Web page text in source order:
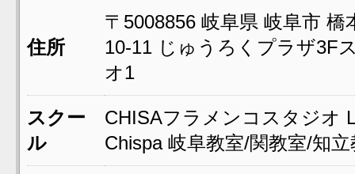
住所
〒5008856 岐阜県 岐阜市 橋
10-11じゅうろくプラザ3F
オ1
スクー
ル
CHISAフラメンコスタジオ
Chispa 岐阜教室/関教室/知立